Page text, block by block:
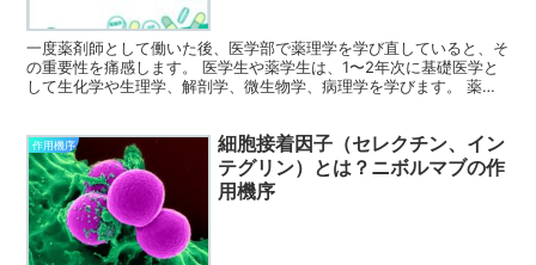
一度薬剤師として働いた後、医学部で薬理学を学び直していると、そ
の重要性を痛感します。 医学生や薬学生は、1〜2年次に基礎医学と
して生化学や生理学、解剖学、微生物学、病理学を学びます。 薬学
作用機序
細胞接着因子（セレクチン、イン
テグリン）とは？ニボルマブの作
用機序